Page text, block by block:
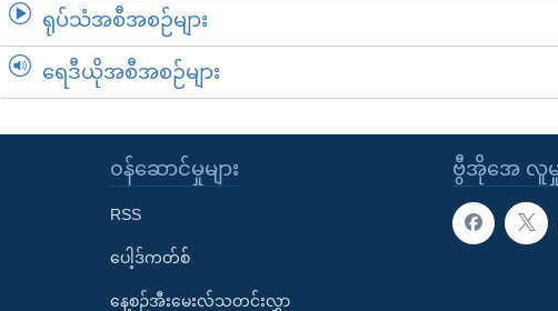
ရုပ်သံအစီအစဉ်များ
ရေဒီယိုအစီအစဉ်များ
ဗွီအိုအေ လူမှု
၀န်ဆောင်မှုများ
RSS
ပေါ့ဒ်ကတ်စ်
နေ့စဉ်အီးမေးလ်သတင်းလွှာ